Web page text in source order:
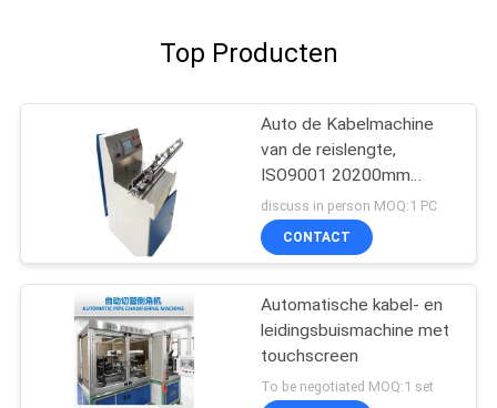
Top Producten
Auto de Kabelmachine
van de reislengte,
ISO9001 20200mm
Autoinspectiemachine
discuss in person MOQ:1 PC
CONTACT
Automatische kabel- en
leidingsbuismachine met
touchscreen
To be negotiated MOQ:1 set